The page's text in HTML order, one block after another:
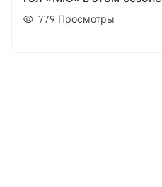
(ВИДЕО)
779 Просмотры